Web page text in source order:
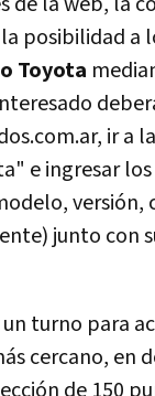
posibilidad a
Toyota
ir a
e ingresar
versión,
junto con
turno para
cercano, en